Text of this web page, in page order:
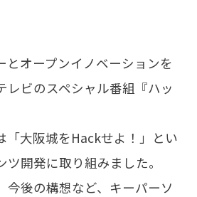
て
ールマガジン
とオープンイノベーションを
レビのスペシャル番組『ハッ
「大阪城をHackせよ！」とい
開発に取り組みました。
今後の構想など、キーパーソ